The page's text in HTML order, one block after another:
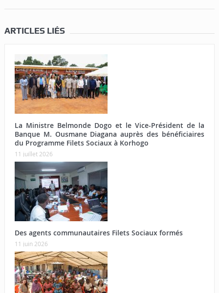
ARTICLES LIÉS
La Ministre Belmonde Dogo et le Vice-Président de la
Banque M. Ousmane Diagana auprès des bénéficiaires
du Programme Filets Sociaux à Korhogo
11 juillet 2026
Des agents communautaires Filets Sociaux formés
11 juin 2026